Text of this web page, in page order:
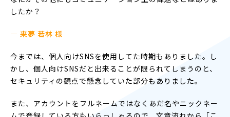
したか？
— 来夢 若林 様
今までは、個人向けSNSを使用してた時期もありました。し
かし、個人向けSNSだと出来ることが限られてしまうのと、
セキュリティの観点で懸念していた部分もありました。
また、アカウントをフルネームではなくあだ名やニックネー